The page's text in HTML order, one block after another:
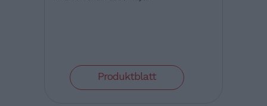
Produktblatt